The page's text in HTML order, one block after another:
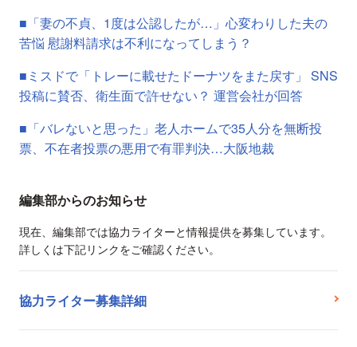
■「妻の不貞、1度は公認したが…」心変わりした夫の
苦悩 慰謝料請求は不利になってしまう？
■ミスドで「トレーに載せたドーナツをまた戻す」 SNS
投稿に賛否、衛生面で許せない？ 運営会社が回答
■「バレないと思った」老人ホームで35人分を無断投
票、不在者投票の悪用で有罪判決…大阪地裁
編集部からのお知らせ
現在、編集部では協力ライターと情報提供を募集しています。
詳しくは下記リンクをご確認ください。
協力ライター募集詳細